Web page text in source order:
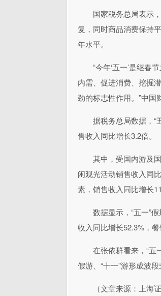
国家税务总局表示
复，同时商品消费保持
年水平。
“今年‘五一’是继春
内需、促进消费、挖掘
劲的标志性作用。”中国
据税务总局数据，“
售收入同比增长3.2倍。
其中，受国内游及
闲观光活动销售收入同
素，销售收入同比增长
数据显示，“五一”
收入同比增长52.3%，餐
在张依群看来，“五
假游、“十一”游形成波
（文章来源：上海